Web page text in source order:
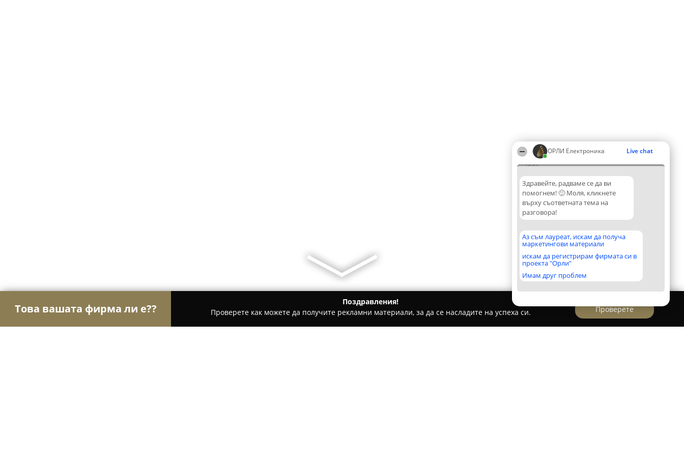
ОРЛИ Електроника Live chat
13:59
Здравейте, радваме се да ви
помогнем! 🙂 Моля, кликнете
върху съответната тема на
разговора!
Аз съм лауреат, искам да получа
маркетингови материали
искам да регистрирам фирмата си в
проекта "Орли"
Имам друг проблем
Това вашата фирма ли е??
Поздравления!
Проверете как можете да получите рекламни материали, за да се насладите на успеха си.
Проверете